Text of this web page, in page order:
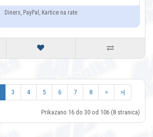
Diners, PayPal, Kartice na rate
3 4 5 6 7 8 > >|
Prikazano 16 do 30 od 106 (8 stranica)